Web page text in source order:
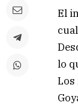
El
lo
Los